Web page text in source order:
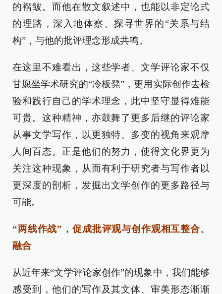
的褶皱。而他在散文叙述中，也能以非定论式
的理路，深入地体察、探寻世界的“关系与结
构”，与他的批评理念形成共鸣。
在这里不难看出，这些学者、文学评论家不仅
甘愿坐学术研究的“冷板凳”，更用实际创作去检
验和践行自己的学术理念，此中坚守显得难能
可贵。这种精神，亦鼓舞了更多后继的评论家
从事文学写作，以更独特、多变的视角来观摩
人间百态。正是他们的努力，使得文化界更为
关注这种现象，从而有利于研究者与写作者以
更深度的剖析，发掘出文学创作的更多路径与
可能。
“两线作战”，促成批评观与创作观相互整合、
融合
从近年来“文学评论家创作”的现象中，我们能够
感受到，他们的写作及其文体、审美形态渐渐